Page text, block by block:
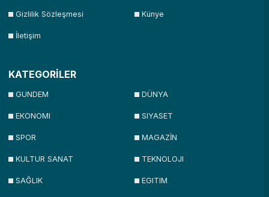
Gizlilik Sözleşmesi Künye
İletişim
KATEGORİLER
GUNDEM DÜNYA
EKONOMI SIYASET
SPOR MAGAZİN
KULTUR SANAT TEKNOLOJI
SAĞLIK EGITIM